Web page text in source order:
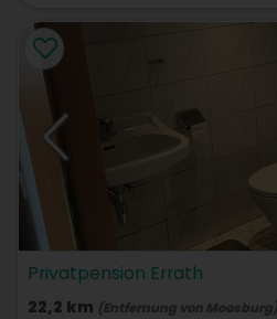
Privatpension Errath
22,2 km (Entfernung von Moosburg)